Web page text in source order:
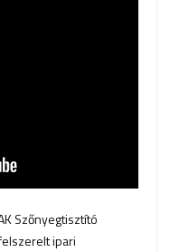
Szőnyegtisztító
ipari